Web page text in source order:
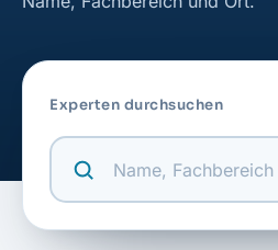
Experten durchsuchen